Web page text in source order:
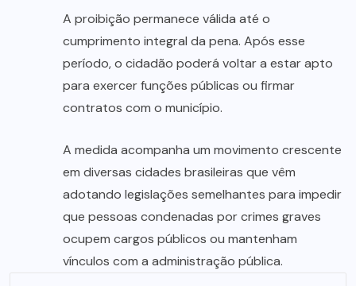
A proibição permanece válida até o
cumprimento integral da pena. Após esse
período, o cidadão poderá voltar a estar apto
para exercer funções públicas ou firmar
contratos com o município.
A medida acompanha um movimento crescente
em diversas cidades brasileiras que vêm
adotando legislações semelhantes para impedir
que pessoas condenadas por crimes graves
ocupem cargos públicos ou mantenham
vínculos com a administração pública.